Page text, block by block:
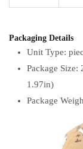
Packaging Details
Unit Type:
Package
1.97in)
Package